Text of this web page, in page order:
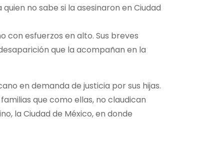
no sabe si la asesinaron en Ciudad
con esfuerzos en alto. Sus breves
que la acompañan en la
en demanda de justicia por sus hijas.
que como ellas, no claudican
la Ciudad de México, en donde